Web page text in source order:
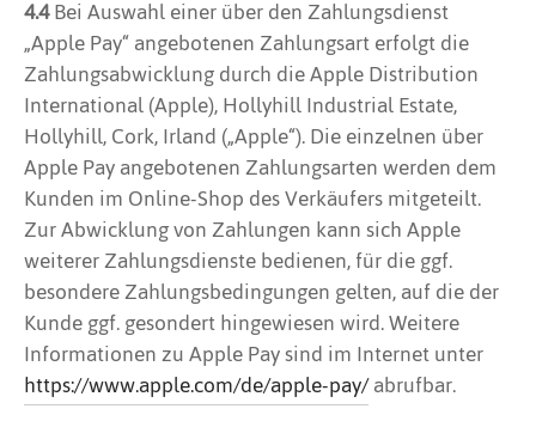
4.4Bei Auswahl einer über den Zahlungsdienst
„Apple Pay“ angebotenen Zahlungsart erfolgt die
Zahlungsabwicklung durch die Apple Distribution
International (Apple), Hollyhill Industrial Estate,
Hollyhill, Cork, Irland („Apple“). Die einzelnen über
Apple Pay angebotenen Zahlungsarten werden dem
Kunden im Online-Shop des Verkäufers mitgeteilt.
Zur Abwicklung von Zahlungen kann sich Apple
weiterer Zahlungsdienste bedienen, für die ggf.
besondere Zahlungsbedingungen gelten, auf die der
Kunde ggf. gesondert hingewiesen wird. Weitere
Informationen zu Apple Pay sind im Internet unter
https://www.apple.com/de/apple-pay/abrufbar.